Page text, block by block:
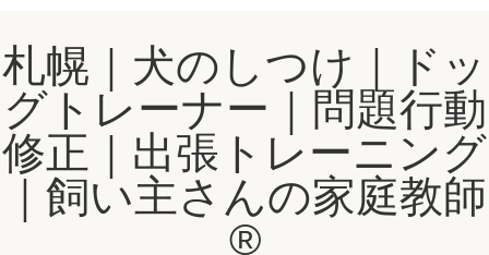
札幌｜犬のしつけ｜ドッ
グトレーナー｜問題行動
修正｜出張トレーニング
｜飼い主さんの家庭教師
®️